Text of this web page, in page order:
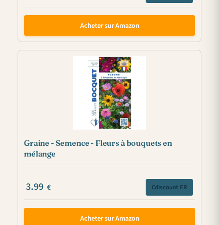
Acheter sur Amazon
Graine - Semence - Fleurs à bouquets en
mélange
3.99 € Cdiscount FR
Acheter sur Amazon